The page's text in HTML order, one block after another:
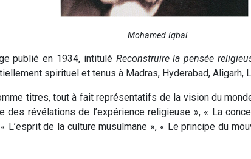
Mohamed Iqbal
publié en 1934, intitulé Reconstruire la pensée
spirituel et tenus à Madras, Hyderabad, Aligarh,
titres, tout à fait représentatifs de la vision du
révélations de l’expérience religieuse », « La
L’esprit de la culture musulmane », « Le principe du